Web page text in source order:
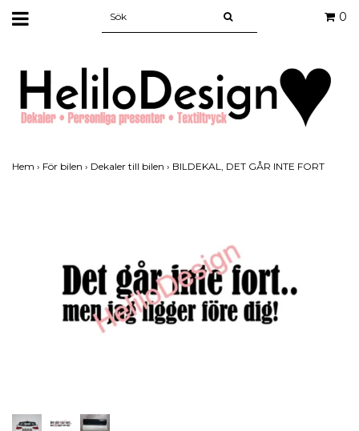
0
Hem › För bilen › Dekaler till bilen › BILDEKAL, DET GÅR INTE FORT